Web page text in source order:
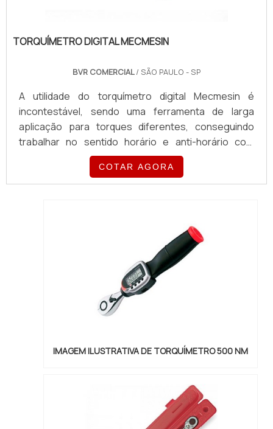
TORQUÍMETRO DIGITAL MECMESIN
BVR COMERCIAL/ SÃO PAULO - SP
A utilidade do torquímetro digital Mecmesin é
incontestável, sendo uma ferramenta de larga
aplicação para torques diferentes, conseguindo
trabalhar no sentido horário e anti-horário com
facilidade e eficiência, trazendo a sua melhor
funcionalidade para oferecer resultados precisos e
qualificados. Um de seus maiores benefícios diz
COTAR AGORA
IMAGEM ILUSTRATIVA DE TORQUÍMETRO 500 NM